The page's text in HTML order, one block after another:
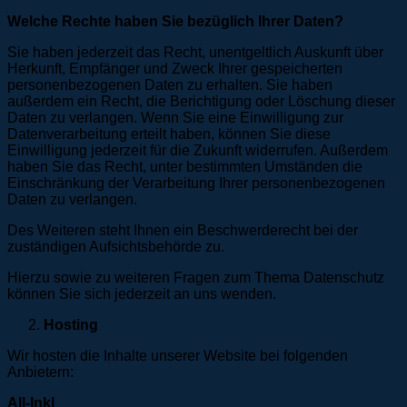
Welche Rechte haben Sie bezüglich Ihrer Daten?
Sie haben jederzeit das Recht, unentgeltlich Auskunft über
Herkunft, Empfänger und Zweck Ihrer gespeicherten
personenbezogenen Daten zu erhalten. Sie haben
außerdem ein Recht, die Berichtigung oder Löschung dieser
Daten zu verlangen. Wenn Sie eine Einwilligung zur
Datenverarbeitung erteilt haben, können Sie diese
Einwilligung jederzeit für die Zukunft widerrufen. Außerdem
haben Sie das Recht, unter bestimmten Umständen die
Einschränkung der Verarbeitung Ihrer personenbezogenen
Daten zu verlangen.
Des Weiteren steht Ihnen ein Beschwerderecht bei der
zuständigen Aufsichtsbehörde zu.
Hierzu sowie zu weiteren Fragen zum Thema Datenschutz
können Sie sich jederzeit an uns wenden.
Hosting
Wir hosten die Inhalte unserer Website bei folgenden
Anbietern:
All-Inkl